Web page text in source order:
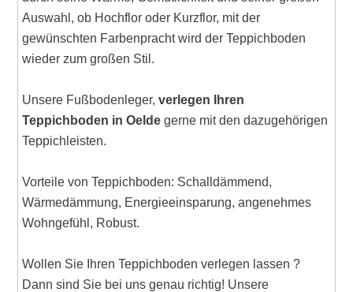
Auswahl, ob Hochflor oder Kurzflor, mit der
gewünschten Farbenpracht wird der Teppichboden
wieder zum großen Stil.
Unsere Fußbodenleger,verlegen Ihren
Teppichboden in Oelde gerne mit den dazugehörigen
Teppichleisten.
Vorteile von Teppichboden: Schalldämmend,
Wärmedämmung, Energieeinsparung, angenehmes
Wohngefühl, Robust.
Wollen Sie Ihren Teppichboden verlegen lassen ?
Dann sind Sie bei uns genau richtig! Unsere